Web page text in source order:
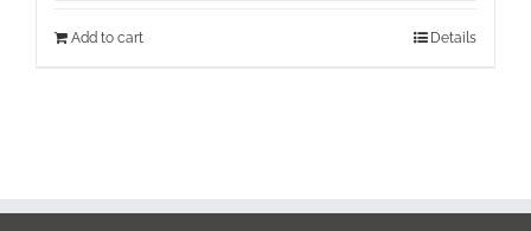
Add to cart Details